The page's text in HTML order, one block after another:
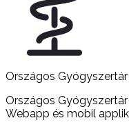
Országos
Országos
Webapp és mobil